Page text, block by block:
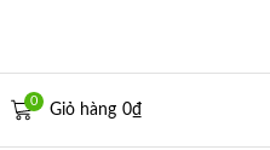
0
Giỏ hàng 0₫